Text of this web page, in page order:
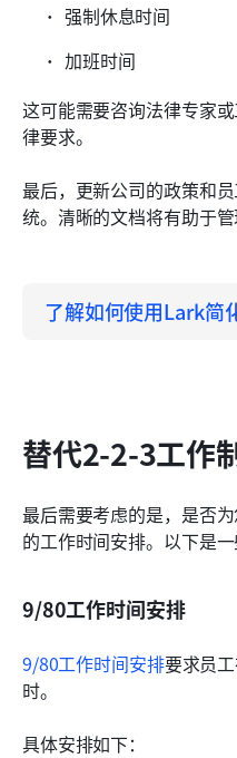
强制休息时间
加班时间
这可能需要咨询法律专家
律要求。
最后，更新公司的政策和
统。清晰的文档将有助于
了解如何使用Lark简
替代2-2-3工作
最后需要考虑的是，是否
的工作时间安排。以下是一
9/80工作时间安排
9/80工作时间安排要求员
时。
具体安排如下：